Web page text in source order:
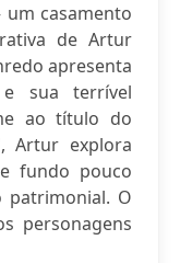
um casamento
de Artur
apresenta
sua terrível
ao título do
Artur explora
fundo pouco
patrimonial. O
personagens